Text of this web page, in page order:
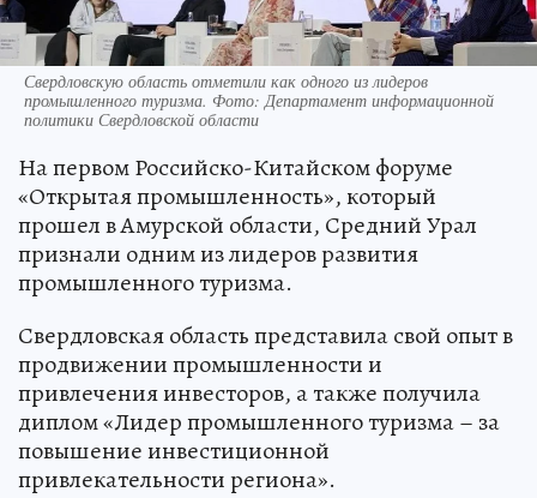
Свердловскую область отметили как одного из лидеров
промышленного туризма. Фото: Департамент информационной
политики Свердловской области
На первом Российско-Китайском форуме
«Открытая промышленность», который
прошел в Амурской области, Средний Урал
признали одним из лидеров развития
промышленного туризма.
Свердловская область представила свой опыт в
продвижении промышленности и
привлечения инвесторов, а также получила
диплом «Лидер промышленного туризма – за
повышение инвестиционной
привлекательности региона».